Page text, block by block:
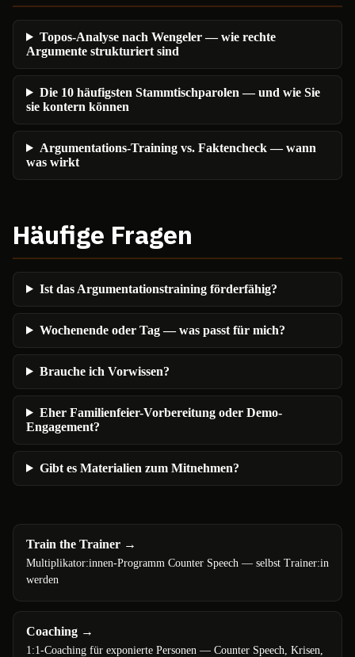
Topos-Analyse nach Wengeler — wie rechte
Argumente strukturiert sind
Die 10 häufigsten Stammtischparolen — und wie Sie
sie kontern können
Argumentations-Training vs. Faktencheck — wann
was wirkt
Häufige Fragen
Ist das Argumentationstraining förderfähig?
Wochenende oder Tag — was passt für mich?
Brauche ich Vorwissen?
Eher Familienfeier-Vorbereitung oder Demo-
Engagement?
Gibt es Materialien zum Mitnehmen?
Train the Trainer →
Multiplikator:innen-Programm Counter Speech — selbst Trainer:in
werden
Coaching →
1:1-Coaching für exponierte Personen — Counter Speech, Krisen,